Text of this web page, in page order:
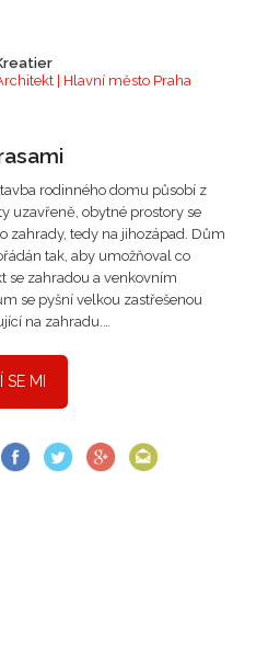
| Hlavní město Praha
rodinného domu působí z
uzavřeně, obytné prostory se
zahrady, tedy na jihozápad. Dům
tak, aby umožňoval co
se zahradou a venkovním
se pyšní velkou zastřešenou
na zahradu.…
SE MI